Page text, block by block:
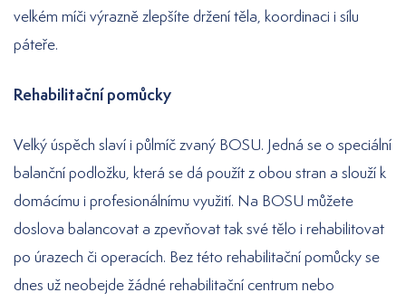
velkém míči výrazně zlepšíte držení těla, koordinaci i sílu
páteře.
Rehabilitační pomůcky
Velký úspěch slaví i půlmíč zvaný BOSU. Jedná se o speciální
balanční podložku, která se dá použít z obou stran a slouží k
domácímu i profesionálnímu využití. Na BOSU můžete
doslova balancovat a zpevňovat tak své tělo i rehabilitovat
po úrazech či operacích. Bez této rehabilitační pomůcky se
dnes už neobejde žádné rehabilitační centrum nebo